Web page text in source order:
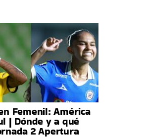
Femenil: América
| Dónde y a qué
2 Apertura